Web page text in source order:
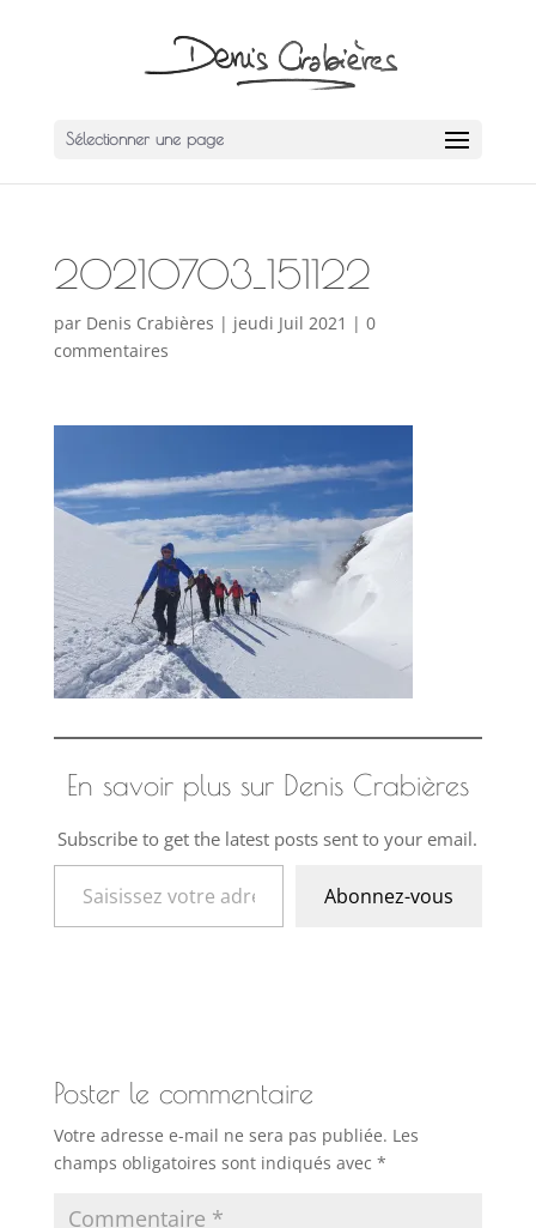
Sélectionner une page
20210703_151122
par Denis Crabières | jeudi Juil 2021 | 0
commentaires
En savoir plus sur Denis Crabières
Subscribe to get the latest posts sent to your email.
Saisissez votre adresse e-mail…
Abonnez-vous
Poster le commentaire
Votre adresse e-mail ne sera pas publiée. Les
champs obligatoires sont indiqués avec *